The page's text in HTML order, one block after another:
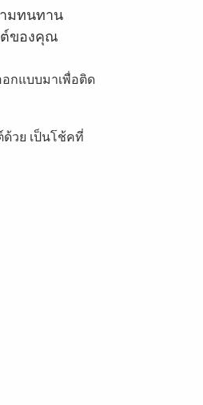
มทนทาน
ต์ของคุณ
อกแบบมาเพื่อติด
วย เป็นโช้คที่